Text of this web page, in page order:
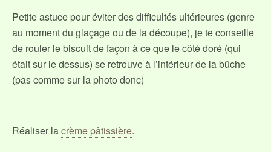
Petite astuce pour éviter des difficultés ultérieures (genre
au moment du glaçage ou de la découpe), je te conseille
de rouler le biscuit de façon à ce que le côté doré (qui
était sur le dessus) se retrouve à l’intérieur de la bûche
(pas comme sur la photo donc)
Réaliser lacrème pâtissière.